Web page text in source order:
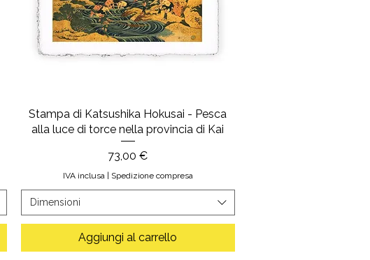
Stampa di Katsushika Hokusai - Pesca
alla luce di torce nella provincia di Kai
Prezzo
73,00 €
IVA inclusa| Spedizione compresa
Dimensioni
Aggiungi al carrello